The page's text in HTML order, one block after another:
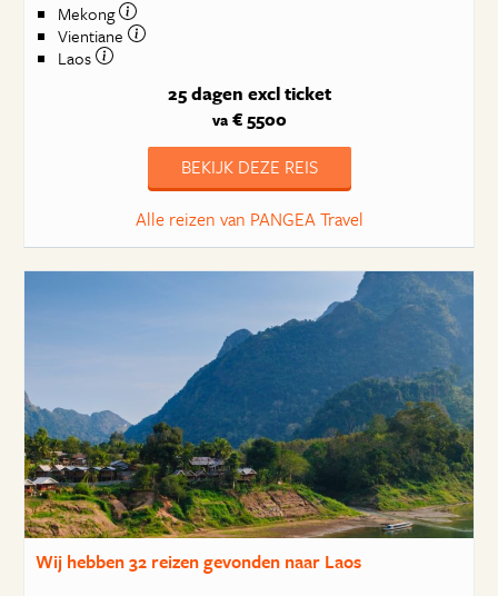
Mekong
Vientiane
Laos
25 dagen excl ticket
va€ 5500
BEKIJK DEZE REIS
Alle reizen van PANGEA Travel
Wij hebben32 reizengevonden naar Laos